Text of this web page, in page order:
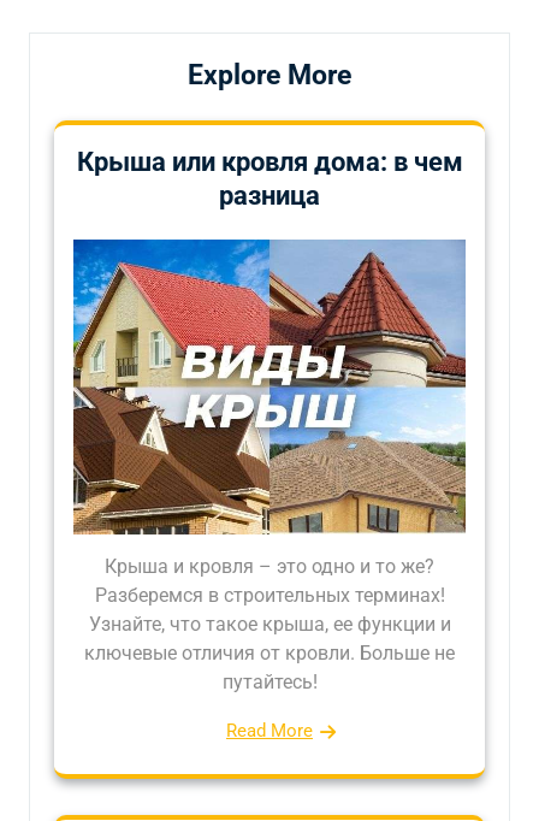
Explore More
Крыша или кровля дома: в чем
разница
Крыша и кровля – это одно и то же?
Разберемся в строительных терминах!
Узнайте, что такое крыша, ее функции и
ключевые отличия от кровли. Больше не
путайтесь!
Read More